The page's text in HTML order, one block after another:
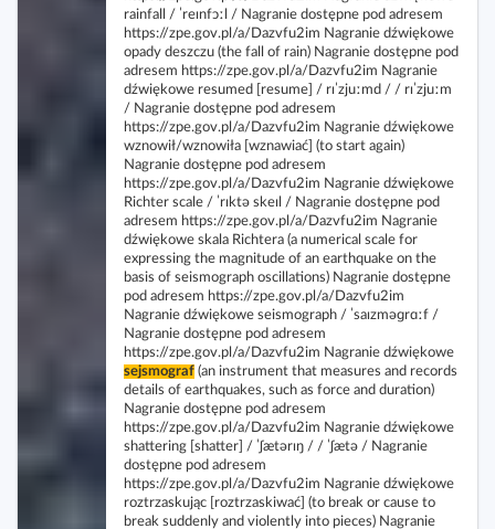
sejsmograf (an instrument that measures and records
details of earthquakes, such as force and duration)
Nagranie dostępne pod adresem
https://zpe.gov.pl/a/Dazvfu2im Nagranie dźwiękowe
shattering [shatter] / ˈʃætərɪŋ / / ˈʃætə / Nagranie
dostępne pod adresem
https://zpe.gov.pl/a/Dazvfu2im Nagranie dźwiękowe
roztrzaskując [roztrzaskiwać] (to break or cause to
break suddenly and violently into pieces) Nagranie